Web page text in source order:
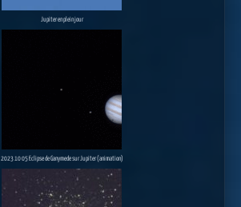
Jupiter en plein jour
2023 10 05 Eclipse de Ganymede sur Jupiter (animation)